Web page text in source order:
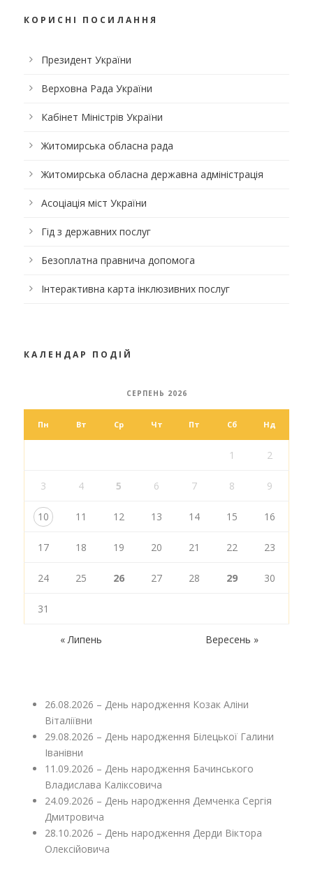
КОРИСНІ ПОСИЛАННЯ
Президент України
Верховна Рада України
Кабінет Міністрів України
Житомирська обласна рада
Житомирська обласна державна адміністрація
Асоціація міст України
Гід з державних послуг
Безоплатна правнича допомога
Інтерактивна карта інклюзивних послуг
КАЛЕНДАР ПОДІЙ
СЕРПЕНЬ 2026
Пн Вт Ср Чт Пт Сб Нд
1 2
3 4 5 6 7 8 9
10 11 12 13 14 15 16
17 18 19 20 21 22 23
24 25 26 27 28 29 30
31
« Липень Вересень »
26.08.2026 – День народження Козак Аліни
Віталіївни
29.08.2026 – День народження Білецької Галини
Іванівни
11.09.2026 – День народження Бачинського
Владислава Каліксовича
24.09.2026 – День народження Демченка Сергія
Дмитровича
28.10.2026 – День народження Дерди Віктора
Олексійовича